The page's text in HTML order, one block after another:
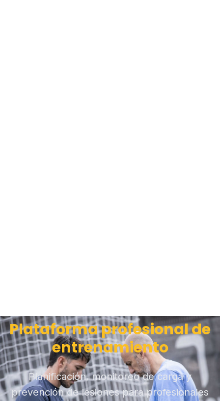
Plataforma profesional de
entrenamiento
Planificación, monitoreo de carga y
prevención de lesiones para profesionales